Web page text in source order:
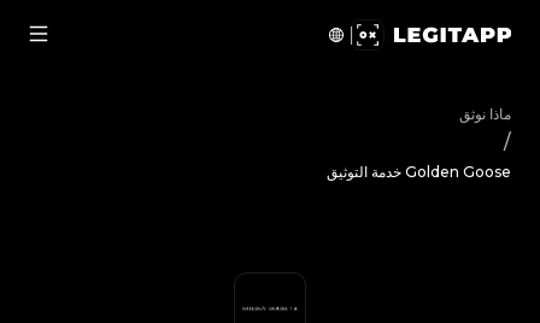
ماذا نوثق
/
Golden Goose خدمة التوثيق